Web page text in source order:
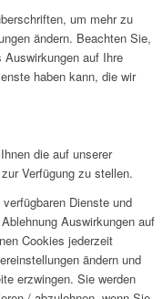
um mehr zu
ändern. Beachten Sie,
auf Ihre
haben kann, die wir
die auf unserer
Verfügung zu stellen.
Dienste und
Auswirkungen auf
Cookies jederzeit
ändern und
erzwingen. Sie werden